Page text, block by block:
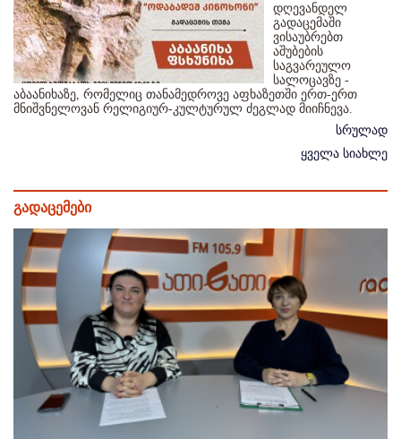
დღევანდელ
გადაცემაში
ვისაუბრებთ
აშუბების
საგვარეულო
სალოცავზე -
აბაანიხაზე, რომელიც თანამედროვე აფხაზეთში ერთ-ერთ
მნიშვნელოვან რელიგიურ-კულტურულ ძეგლად მიიჩნევა.
სრულად
ყველა სიახლე
გადაცემები